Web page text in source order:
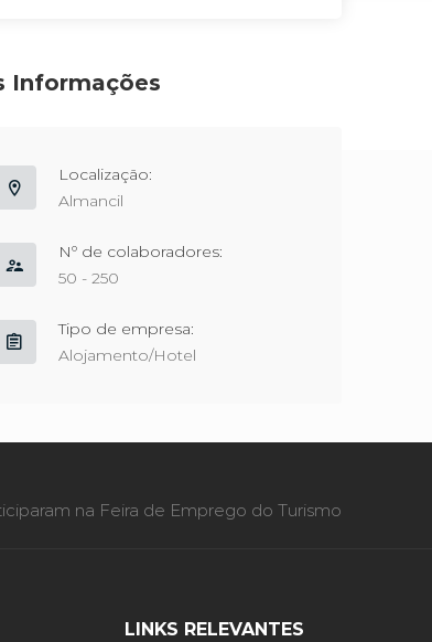
Informações
Localização:
Almancil
Nº de colaboradores:
50 - 250
Tipo de empresa:
Alojamento/Hotel
na Feira de Emprego do Turismo
LINKS RELEVANTES